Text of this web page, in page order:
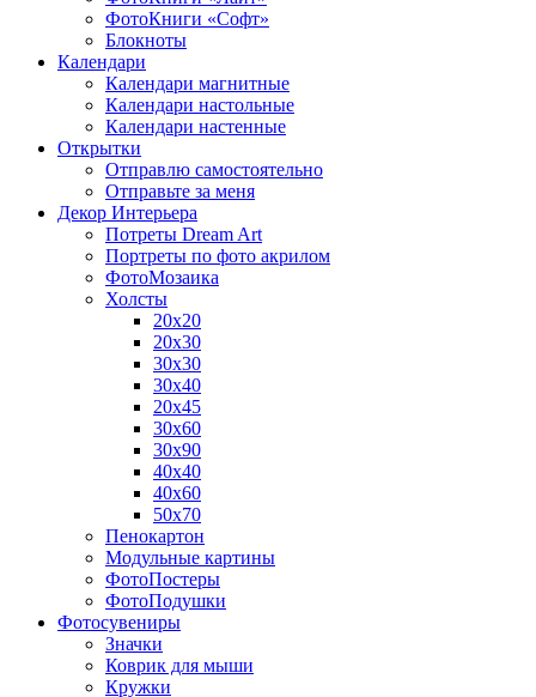
ФотоКниги «Софт»
Блокноты
Календари
Календари магнитные
Календари настольные
Календари настенные
Открытки
Отправлю самостоятельно
Отправьте за меня
Декор Интерьера
Потреты Dream Art
Портреты по фото акрилом
ФотоМозаика
Холсты
20х20
20х30
30х30
30х40
20х45
30х60
30х90
40х40
40х60
50х70
Пенокартон
Модульные картины
ФотоПостеры
ФотоПодушки
Фотоcувениры
Значки
Коврик для мыши
Кружки